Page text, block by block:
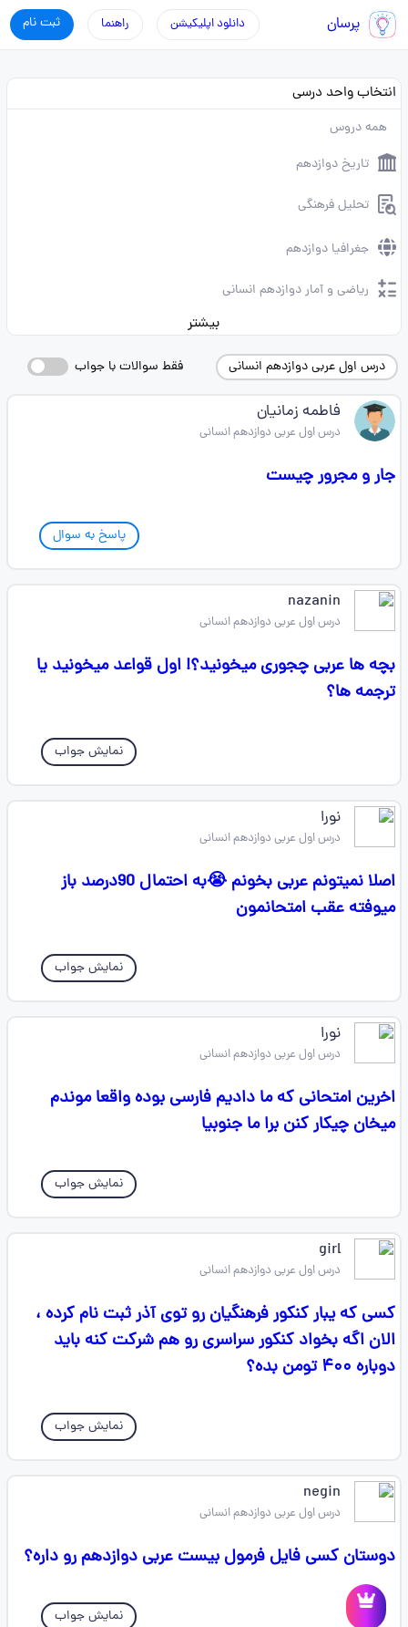
پرسان ثبت نام راهنما دانلود اپلیکیشن
انتخاب واحد درسی
همه دروس
تاریخ دوازدهم
تحلیل فرهنگی
جغرافیا دوازدهم
ریاضی و آمار دوازدهم انسانی
بیشتر
درس اول عربی دوازدهم انسانی فقط سوالات با جواب
فاطمه زمانیان
درس اول عربی دوازدهم انسانی
جار و مجرور چیست
پاسخ به سوال
nazanin
درس اول عربی دوازدهم انسانی
بچه ها عربی چجوری میخونید؟! اول قواعد میخونید یا
ترجمه ها؟
نمایش جواب
نورا
درس اول عربی دوازدهم انسانی
اصلا نمیتونم عربی بخونم 😭به احتمال 90درصد باز
میوفته عقب امتحانمون
نمایش جواب
نورا
درس اول عربی دوازدهم انسانی
اخرین امتحانی که ما دادیم فارسی بوده واقعا موندم
میخان چیکار کنن برا ما جنوبیا
نمایش جواب
girl
درس اول عربی دوازدهم انسانی
کسی که یبار کنکور فرهنگیان رو توی آذر ثبت نام کرده ،
الان اگه بخواد کنکور سراسری رو هم شرکت کنه باید
دوباره ۴۰۰ تومن بده؟
نمایش جواب
negin
درس اول عربی دوازدهم انسانی
دوستان کسی فایل فرمول بیست عربی دوازدهم رو داره؟
نمایش جواب